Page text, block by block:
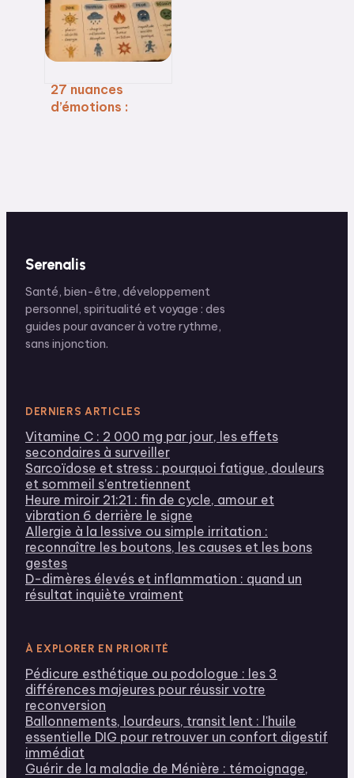
27 nuances
d’émotions :
Serenalis
Santé, bien-être, développement
personnel, spiritualité et voyage : des
guides pour avancer à votre rythme,
sans injonction.
DERNIERS ARTICLES
Vitamine C : 2 000 mg par jour, les effets
secondaires à surveiller
Sarcoïdose et stress : pourquoi fatigue, douleurs
et sommeil s’entretiennent
Heure miroir 21:21 : fin de cycle, amour et
vibration 6 derrière le signe
Allergie à la lessive ou simple irritation :
reconnaître les boutons, les causes et les bons
gestes
D-dimères élevés et inflammation : quand un
résultat inquiète vraiment
À EXPLORER EN PRIORITÉ
Pédicure esthétique ou podologue : les 3
différences majeures pour réussir votre
reconversion
Ballonnements, lourdeurs, transit lent : l'huile
essentielle DIG pour retrouver un confort digestif
immédiat
Guérir de la maladie de Ménière : témoignage,